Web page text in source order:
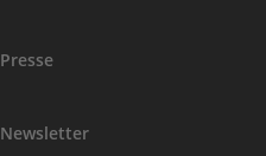
Presse
Newsletter